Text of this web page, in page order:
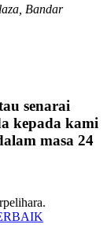
Bandar
senarai
kepada kami
masa 24